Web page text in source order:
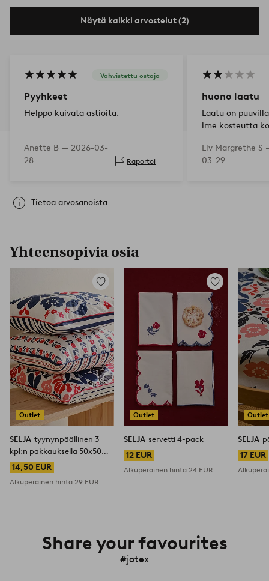
Näytä kaikki arvostelut (2)
Vahvistettu ostaja
Pyyhkeet
Helppo kuivata astioita.
Anette B — 2026-03-
28
Raportoi
huono laatu
Laatu on
ime kosteutta
Liv Margrethe S
03-29
Tietoa arvosanoista
Yhteensopivia osia
Outlet
Lisää
suosikkeihin
SELJA tyynynpäällinen 3
kpl:n pakkauksella 50x50
cm
14,50 EUR
Alkuperäinen hinta 29 EUR
Outlet
Lisää
suosikkeihin
SELJA servetti 4-pack
12 EUR
Alkuperäinen hinta 24 EUR
Outlet
SELJA
17 EUR
Share your favourites
#jotex